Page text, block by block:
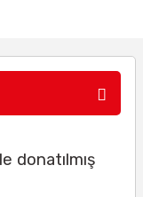
donatılmış